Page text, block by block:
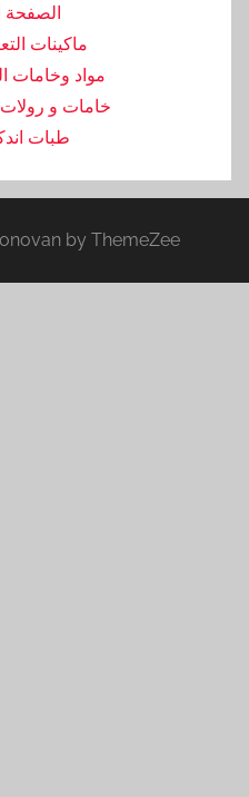
الصفحة
ماكينات التعبئة
مواد وخامات
خامات و رولات
طبات اندكشن
Donovan by ThemeZee.